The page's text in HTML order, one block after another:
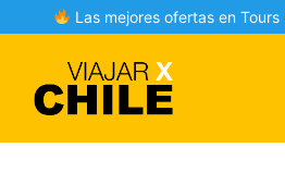
to
Las mejores ofertas en Tours